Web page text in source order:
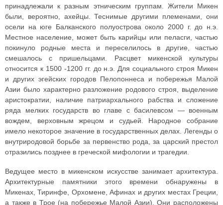
принадлежали к разным этническим группам. Жители Микен
были, вероятно, ахейцы. Теснимые другими племенами, они
осели на юге Балканского полуострова около 2000 г. до н.э.
Местное население, может быть карийцы или пеласги, частью
покинуло родные места и переселилось в другие, частью
смешалось с пришельцами. Расцвет микенской культуры
относится к 1500 -1200 гг. до н.э. Для социального строя Микен
и других эгейских городов Пелопоннеса и побережья Малой
Азии было характерно разложение родового строя, выделение
аристократии, наличие патриархального рабства и сложение
ряда мелких государств во главе с басилевсом — военным
вождем, верховным жрецом и судьей. Народное собрание
имело некоторое значение в государственных делах. Легенды о
внутриродовой борьбе за первенство рода, за царский престол
отразились позднее в греческой мифологии и трагедии.
Ведущее место в микенском искусстве занимает архитектура.
Архитектурные памятники этого времени обнаружены в
Микенах, Тиринфе, Орхомене, Афинах и других местах Греции,
а также в Трое (на побережье Малой Азии). Они расположены